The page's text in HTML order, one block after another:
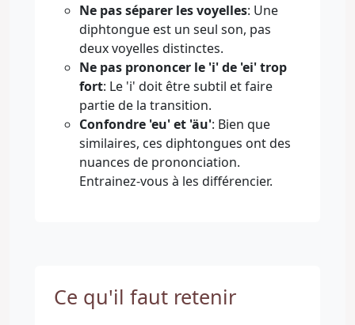
Ne pas séparer les voyelles: Une
diphtongue est un seul son, pas
deux voyelles distinctes.
Ne pas prononcer le 'i' de 'ei' trop
fort: Le 'i' doit être subtil et faire
partie de la transition.
Confondre 'eu' et 'äu': Bien que
similaires, ces diphtongues ont des
nuances de prononciation.
Entrainez-vous à les différencier.
Ce qu'il faut retenir